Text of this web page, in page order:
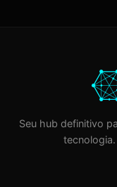
Seu hub definitivo